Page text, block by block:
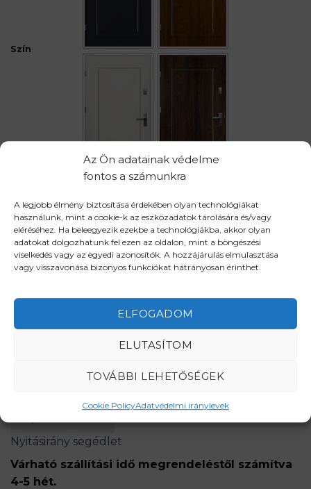
Az Ön adatainak védelme
fontos a számunkra
A legjobb élmény biztosítása érdekében olyan technológiákat
használunk, mint a cookie-k az eszközadatok tárolására és/vagy
eléréséhez. Ha beleegyezik ezekbe a technológiákba, akkor olyan
adatokat dolgozhatunk fel ezen az oldalon, mint a böngészési
viselkedés vagy az egyedi azonosítók. A hozzájárulás elmulasztása
vagy visszavonása bizonyos funkciókat hátrányosan érinthet.
ELFOGADOM
ELUTASÍTOM
TOVÁBBI LEHETŐSÉGEK
Cookie PolicyAdatvédelmi iránylevek
Szín
Ajtó méret 90 x 207 cm 100 x 207 cm
Nyitásirány Balos Jobbos
KOSÁRBA TESZEM
Nyitásirány segédlet
Várható szállítási idő megrendeléstől számítva
4-5 hét.